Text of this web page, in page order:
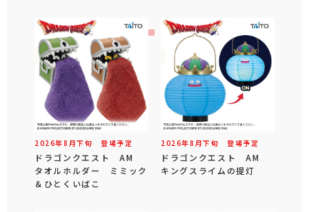
2026年8 月下旬 登場予定
ドラゴンクエスト AM
タオルホルダー ミミック
＆ひとくいばこ
2026年8 月下旬 登場予定
ドラゴンクエスト AM
キングスライムの提灯